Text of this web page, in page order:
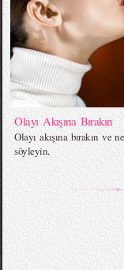
Olayı Akışına Bırakın
Olayı akışına bırakın ve
söyleyin.